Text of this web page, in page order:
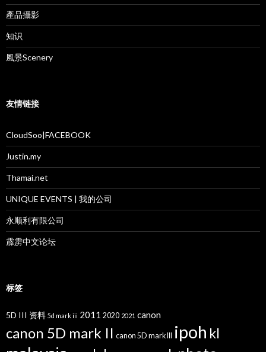
產品攝影
知识
風景Scenery
友情链接
CloudSoo|FACEBOOK
Justin.my
Thamai.net
UNIQUE EVENTS | 我的公司
永顺利有限公司
霹雳中文论坛
标签
5D III 资料 5d mark iii 2011 2020 2021 canon
canon 5D mark II canon 5D mark III ipoh kl